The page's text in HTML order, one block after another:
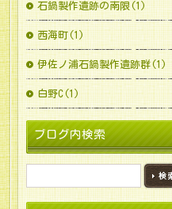
石鍋製作遺跡の南限(1)
西海町(1)
伊佐ノ浦石鍋製作遺跡群(1)
白野C(1)
ブログ内検索